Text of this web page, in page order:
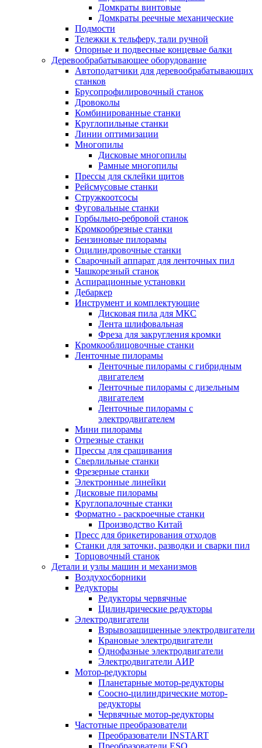
Домкраты винтовые
Домкраты реечные механические
Подмости
Тележки к тельферу, тали ручной
Опорные и подвесные концевые балки
Деревообрабатывающее оборудование
Автоподатчики для деревообрабатывающих
станков
Брусопрофилировочный станок
Дровоколы
Комбинированные станки
Круглопильные станки
Линии оптимизации
Многопилы
Дисковые многопилы
Рамные многопилы
Прессы для склейки щитов
Рейсмусовые станки
Стружкоотсосы
Фуговальные станки
Горбыльно-ребровой станок
Кромкообрезные станки
Бензиновые пилорамы
Оцилиндровочные станки
Сварочный аппарат для ленточных пил
Чашкорезный станок
Аспирационные установки
Дебаркер
Инструмент и комплектующие
Дисковая пила для МКС
Лента шлифовальная
Фреза для закругления кромки
Кромкооблицовочные станки
Ленточные пилорамы
Ленточные пилорамы с гибридным
двигателем
Ленточные пилорамы с дизельным
двигателем
Ленточные пилорамы с
электродвигателем
Мини пилорамы
Отрезные станки
Прессы для сращивания
Сверлильные станки
Фрезерные станки
Электронные линейки
Дисковые пилорамы
Круглопалочные станки
Форматно - раскроечные станки
Производство Китай
Пресс для брикетирования отходов
Станки для заточки, разводки и сварки пил
Торцовочный станок
Детали и узлы машин и механизмов
Воздухосборники
Редукторы
Редукторы червячные
Цилиндрические редукторы
Электродвигатели
Взрывозащищенные электродвигатели
Крановые электродвигатели
Однофазные электродвигатели
Электродвигатели АИР
Мотор-редукторы
Планетарные мотор-редукторы
Соосно-цилиндрические мотор-
редукторы
Червячные мотор-редукторы
Частотные преобразователи
Преобразователи INSTART
Преобразователи ESQ